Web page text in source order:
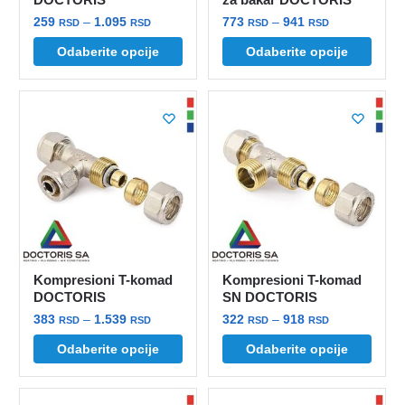
259RSD – 1.095RSDRaspon
cena:
od
259 rsd
1.095 rsd
Odaberite opcije
Ovaj
ima
varijanti.
Opcije
mogu
biti
izabrane
na
proizvoda.
773RSD – 941RSDRaspon
cena:
od
773 rsd
941 rsd
Odaberite opcije
Ovaj
ima
varijanti.
Opcije
mogu
izabrane
na
proizvoda.
Kompresioni T-komad
DOCTORIS
383RSD – 1.539RSDRaspon
cena:
od
383 rsd
Odaberite opcije
Ovaj
ima
Kompresioni T-komad
SN DOCTORIS
322RSD – 918RSDRaspon
cena:
od
322 rsd
Odaberite opcije
Ovaj
ima